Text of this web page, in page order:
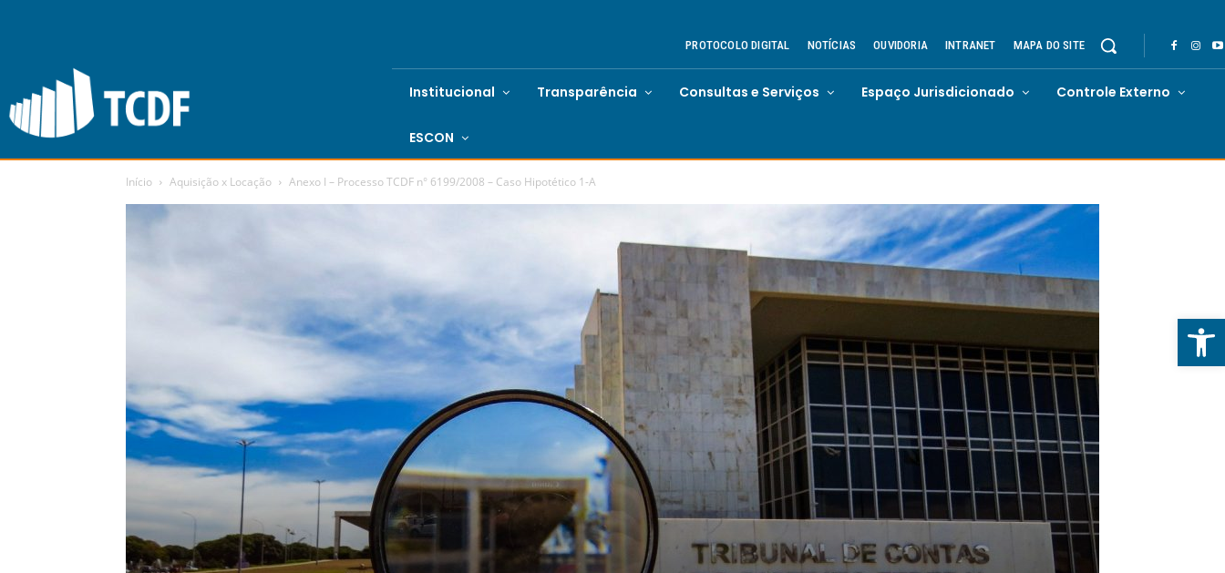
Abrir
PROTOCOLO DIGITAL NOTÍCIAS OUVIDORIA INTRANET MAPA DO SITE
Institucional Transparência Consultas e Serviços Espaço Jurisdicionado Controle Externo
ESCON
Início Aquisição x Locação Anexo I – Processo TCDF n° 6199/2008 – Caso Hipotético 1-A